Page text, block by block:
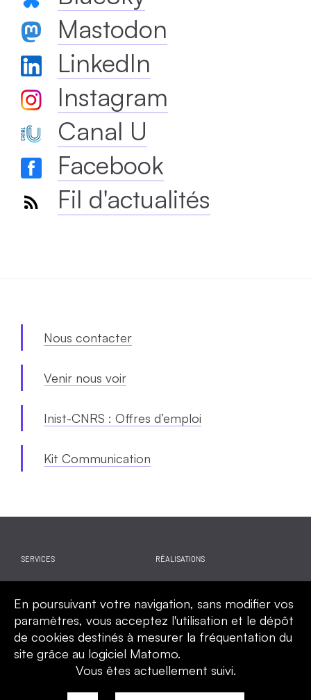
Mastodon
LinkedIn
Instagram
Canal U
Facebook
Fil d'actualités
Nous contacter
Venir nous voir
Inist-CNRS : Offres d’emploi
Kit Communication
SERVICES RÉALISATIONS
CALENDRIER QUI SOMMES-NOUS
En poursuivant votre navigation, sans modifier vos
paramètres, vous acceptez l'utilisation et le dépôt
de cookies destinés à mesurer la fréquentation du
site grâce au logiciel Matomo.
Vous êtes actuellement suivi.